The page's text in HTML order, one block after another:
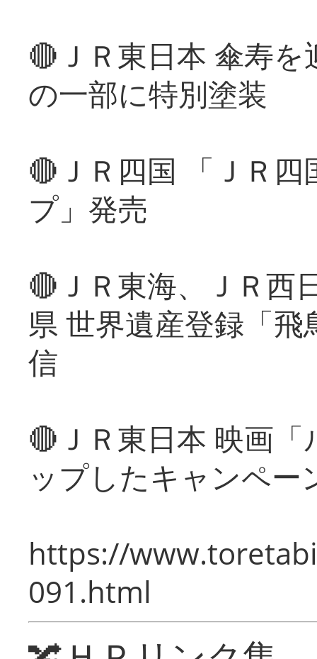
🔴ＪＲ東日本 傘寿
の一部に特別塗装
🔴ＪＲ四国 「ＪＲ
プ」発売
🔴ＪＲ東海、ＪＲ西
県 世界遺産登録「
信
🔴ＪＲ東日本 映画
ップしたキャンペー
https://
091.html